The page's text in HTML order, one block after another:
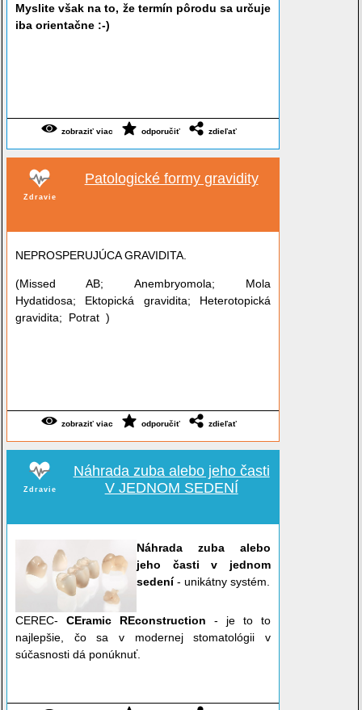
Myslite však na to, že termín pôrodu sa určuje
iba orientačne :-)
zobraziť viac odporučiť zdieľať
Patologické formy gravidity
Zdravie
NEPROSPERUJÚCA GRAVIDITA.
(Missed AB; Anembryomola; Mola
Hydatidosa; Ektopická gravidita; Heterotopická
gravidita; Potrat )
zobraziť viac odporučiť zdieľať
Náhrada zuba alebo jeho časti
V JEDNOM SEDENÍ
Zdravie
Náhrada zuba alebo
jeho časti v jednom
sedení- unikátny systém.
CEREC-CEramic REconstruction - je to to
najlepšie, čo sa v modernej stomatológii v
súčasnosti dá ponúknuť.